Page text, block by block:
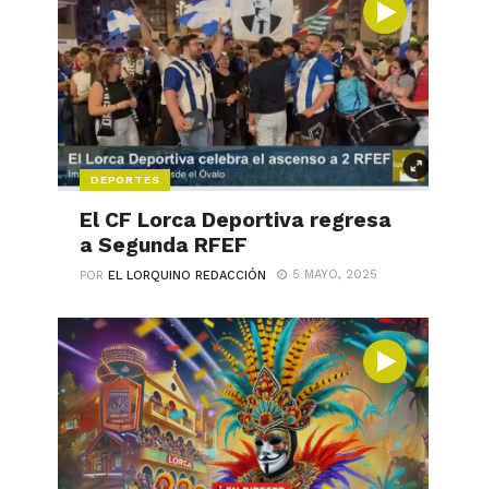
DEPORTES
El CF Lorca Deportiva regresa
a Segunda RFEF
POREL LORQUINO REDACCIÓN 5 MAYO, 2025